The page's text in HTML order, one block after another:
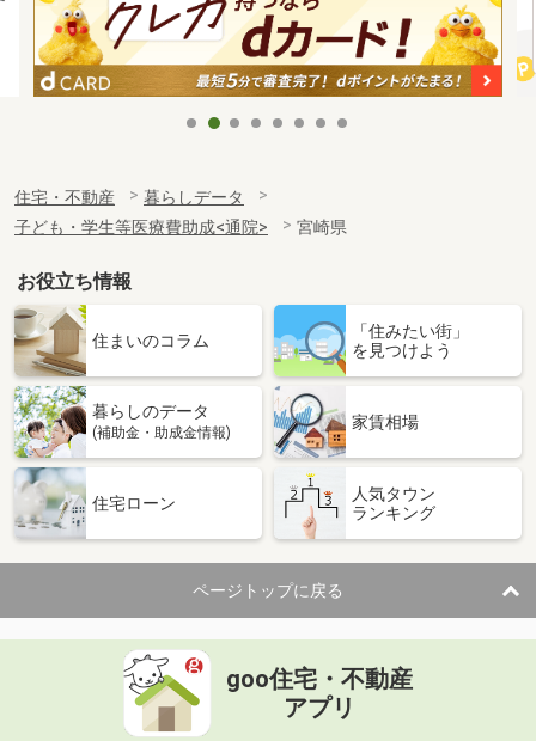
住宅・不動産
暮らしデータ
子ども・学生等医療費助成<通院>
宮崎県
お役立ち情報
住まいのコラム
「住みたい街」
を見つけよう
暮らしのデータ
(補助金・助成金情報)
家賃相場
住宅ローン
人気タウン
ランキング
ページトップに戻る
goo住宅・不動産
アプリ